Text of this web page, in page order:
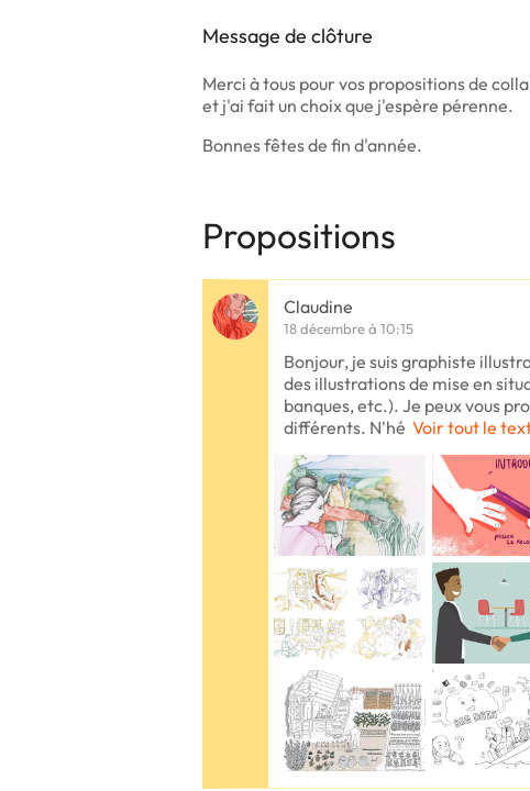
Message de clôture
Merci à tous pour vos propositions de
et j'ai fait un choix que j'espère pérenne.
Bonnes fêtes de fin d'année.
Propositions
Claudine
18 décembre à 10:15
Bonjour, je suis graphiste
des illustrations de mise en
banques, etc.). Je peux vous
différents. N'hé Voir tout le